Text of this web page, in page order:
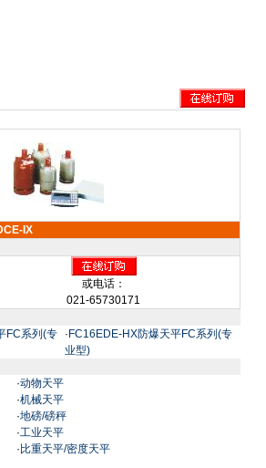
IX
或电话：
021-65730171
FC系列(专
· FC16EDE-HX防爆天平FC系列(专
业型)
·动物天平
·机械天平
·地磅/磅秤
·工业天平
· 比重天平/密度天平